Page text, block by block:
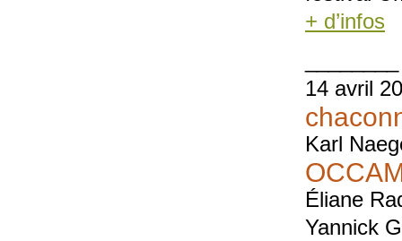
+ d’infos
14 avril
Karl
Éliane
Yannick